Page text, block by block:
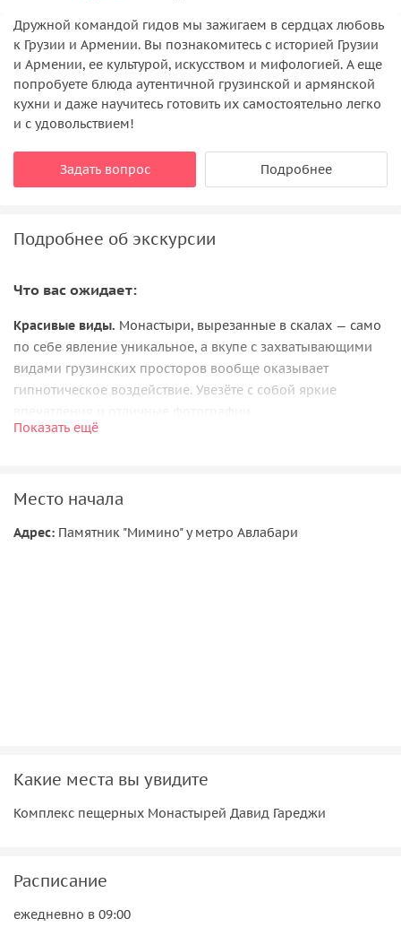
Дружной командой гидов мы зажигаем в сердцах любовь
к Грузии и Армении. Вы познакомитесь с историей Грузии
и Армении, ее культурой, искусством и мифологией. А еще
попробуете блюда аутентичной грузинской и армянской
кухни и даже научитесь готовить их самостоятельно легко
и с удовольствием!
Задать вопрос Подробнее
Подробнее об экскурсии
Что вас ожидает:
Красивые виды. Монастыри, вырезанные в скалах — само
по себе явление уникальное, а вкупе с захватывающими
видами грузинских просторов вообще оказывает
гипнотическое воздействие. Увезёте с собой яркие
Вы увидите:
Пещерный монастырский комплекс: лавра святого
Показать ещё
Место начала
Адрес: Памятник "Мимино" у метро Авлабари
Какие места вы увидите
Комплекс пещерных Монастырей Давид Гареджи
Расписание
ежедневно в 09:00